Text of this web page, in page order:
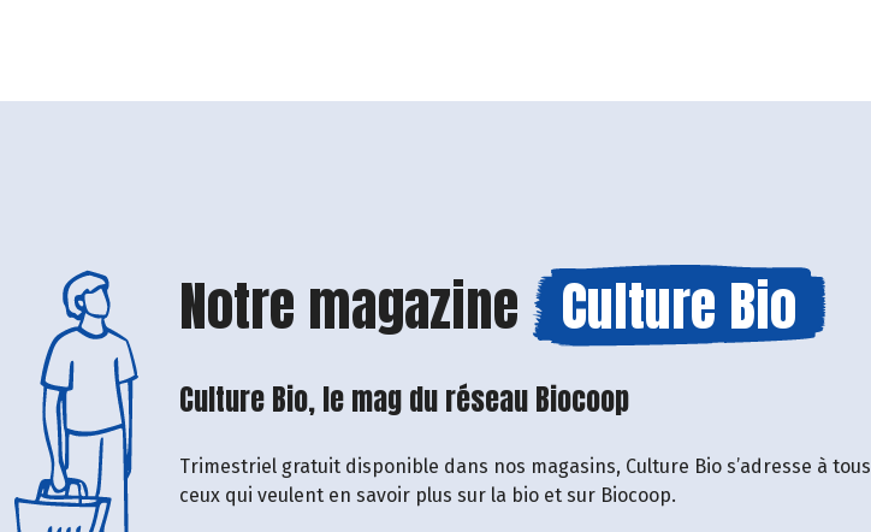
Notre magazine Culture Bio
Culture Bio, le mag du réseau Biocoop
Trimestriel gratuit disponible dans nos magasins, Culture Bio s’adresse à tous
ceux qui veulent en savoir plus sur la bio et sur Biocoop.